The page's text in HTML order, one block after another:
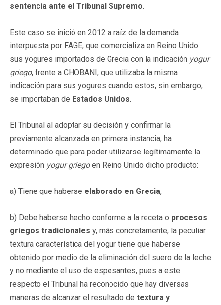
sentencia ante el Tribunal Supremo.
Este caso se inició en 2012 a raíz de la demanda
interpuesta por FAGE, que comercializa en Reino Unido
sus yogures importados de Grecia con la indicación yogur
griego, frente a CHOBANI, que utilizaba la misma
indicación para sus yogures cuando estos, sin embargo,
se importaban de Estados Unidos.
El Tribunal al adoptar su decisión y confirmar la
previamente alcanzada en primera instancia, ha
determinado que para poder utilizarse legítimamente la
expresión yogur griegoen Reino Unido dicho producto:
a) Tiene que haberse elaborado en Grecia,
b) Debe haberse hecho conforme a la receta o procesos
griegos tradicionales y, más concretamente, la peculiar
textura característica del yogur tiene que haberse
obtenido por medio de la eliminación del suero de la leche
y no mediante el uso de espesantes, pues a este
respecto el Tribunal ha reconocido que hay diversas
maneras de alcanzar el resultado de textura y